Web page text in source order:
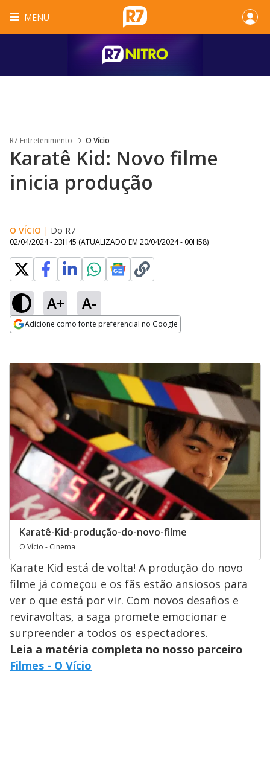
MENU
R7 Entretenimento O Vício
Karatê Kid: Novo filme
inicia produção
O VÍCIO | Do R7
02/04/2024 - 23H45 (ATUALIZADO EM 20/04/2024 - 00H58)
A+ A-
Adicione como fonte preferencial no Google
Karatê-Kid-produção-do-novo-filme
O Vício - Cinema
Karate Kid está de volta! A produção do novo
filme já começou e os fãs estão ansiosos para
ver o que está por vir. Com novos desafios e
reviravoltas, a saga promete emocionar e
surpreender a todos os espectadores.
Leia a matéria completa no nosso parceiro
Filmes - O Vício